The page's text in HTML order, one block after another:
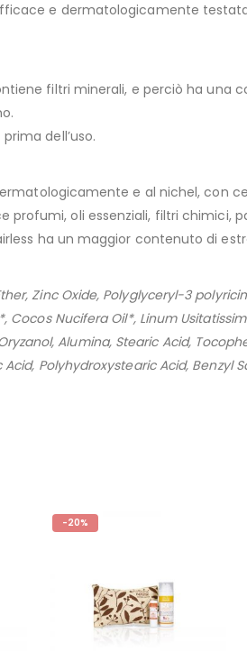
e dermatologicamente
filtri minerali, e perciò ha
dell’uso.
e al nichel, con
oli essenziali, filtri chimici,
ha un maggior contenuto di
Zinc Oxide, Polyglyceryl-3
Cocos Nucifera Oil*, Linum
Alumina, Stearic Acid,
Polyhydroxystearic Acid, Benzyl
-20%